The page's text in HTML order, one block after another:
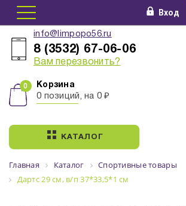
Вход
info@limpopo56.ru
8 (3532) 67-06-06
Вам перезвонить?
Корзина
0 позиций, на 0 ₽
КАТАЛОГ
Главная Каталог
Спортивные товары
Дартс 29 см, в/п 37*33,5*1 см